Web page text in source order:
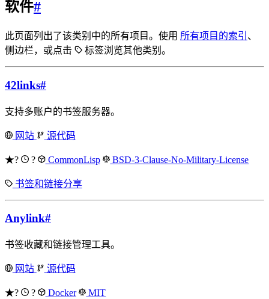
软件#
此页面列出了该类别中的所有项目。使用 所有项目的索引 、
侧边栏，或点击
标签浏览其他类别。
42links#
支持多账户的书签服务器。
网站 源代码
★? ? CommonLisp BSD-3-Clause-No-Military-License
书签和链接分享
Anylink#
书签收藏和链接管理工具。
网站 源代码
★? ? Docker MIT